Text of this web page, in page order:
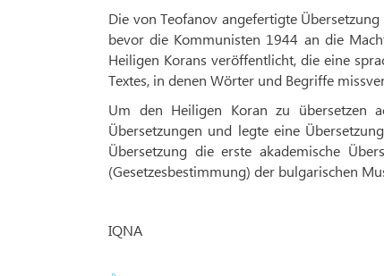
Die von Teofanov angefertigte
bevor die Kommunisten 1944 an die
Heiligen Korans veröffentlicht, die eine
Textes, in denen Wörter und Begriffe
Um den Heiligen Koran zu übersetzen
Übersetzungen und legte eine
Übersetzung die erste akademische
(Gesetzesbestimmung) der bulgarischen
IQNA